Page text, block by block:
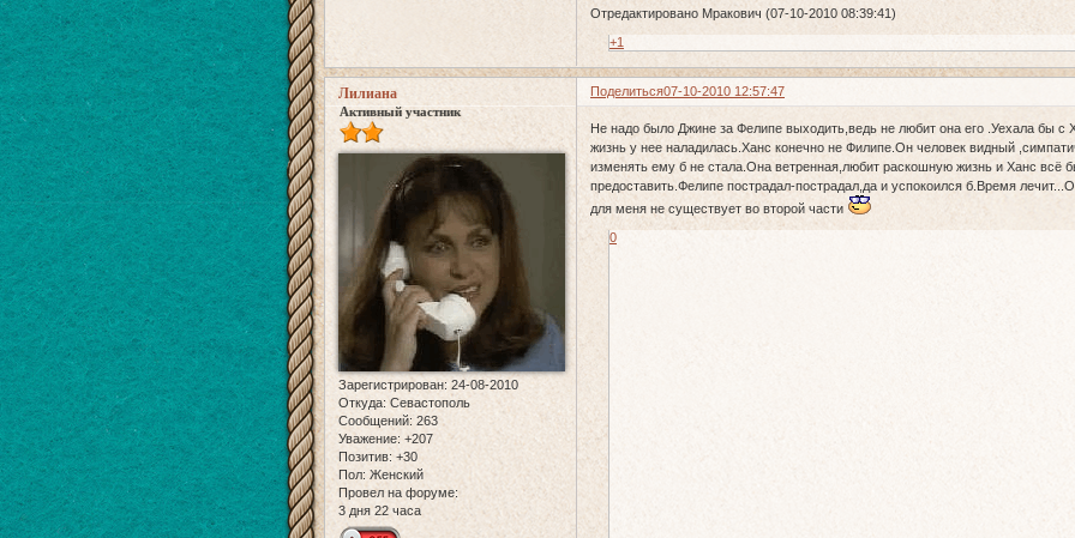
Отредактировано Мракович (07-10-2010 08:39:41)
+1
Поделиться07-10-2010 12:57:47
Лилиана
Активный участник
Зарегистрирован: 24-08-2010
Откуда: Севастополь
Сообщений: 263
Уважение: +207
Позитив: +30
Пол: Женский
Провел на форуме:
3 дня 22 часа
Не надо было Джине за Фелипе выходить,ведь не любит она его .Уехала бы с
жизнь у нее наладилась.Ханс конечно не Филипе.Он человек видный
изменять ему б не стала.Она ветренная,любит раскошную жизнь и Ханс всё
предоставить.Фелипе пострадал-пострадал,да и успокоился б.Время
для меня не существует во второй части
0